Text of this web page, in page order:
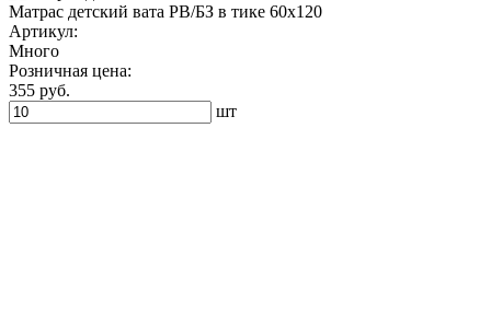
Матрас детский вата РВ/БЗ в тике 60х120
Артикул:
Много
Розничная цена:
355 руб.
шт